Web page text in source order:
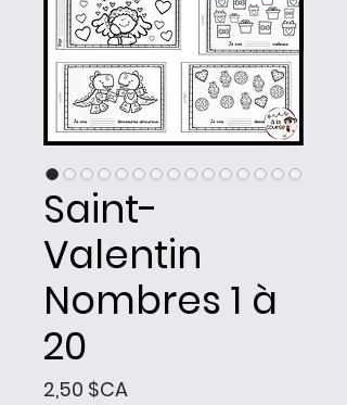
Saint-
Valentin
Nombres 1 à
20
2,50 $CAPrix